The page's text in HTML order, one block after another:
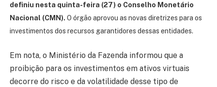
definiu nesta quinta-feira (27) o Conselho Monetário
Nacional (CMN). O órgão aprovou as novas diretrizes para os
investimentos dos recursos garantidores dessas entidades.
Em nota, o Ministério da Fazenda informou que a
proibição para os investimentos em ativos virtuais
decorre do risco e da volatilidade desse tipo de